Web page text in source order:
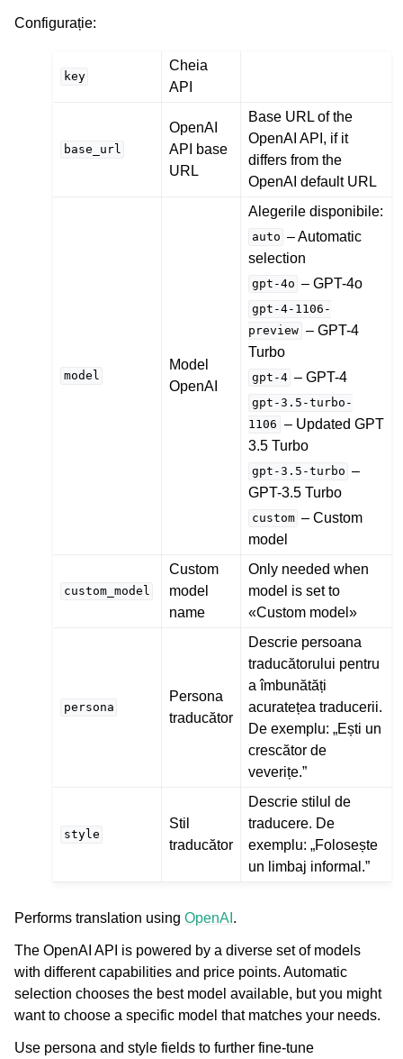
Configurație:
key
Cheia
API
base_url
OpenAI
API base
URL
Base URL of the
OpenAI API, if it
differs from the
OpenAI default URL
model
Model
OpenAI
Alegerile disponibile:
auto – Automatic
selection
gpt-4o – GPT-4o
gpt-4-1106-
preview – GPT-4
Turbo
gpt-4 – GPT-4
gpt-3.5-turbo-
1106 – Updated GPT
3.5 Turbo
gpt-3.5-turbo –
GPT-3.5 Turbo
custom – Custom
model
custom_model
Custom
model
name
Only needed when
model is set to
«Custom model»
persona
Persona
traducător
Descrie persoana
traducătorului pentru
a îmbunătăți
acuratețea traducerii.
De exemplu: „Ești un
crescător de
veverițe.”
style
Stil
traducător
Descrie stilul de
traducere. De
exemplu: „Folosește
un limbaj informal.”
Performs translation using OpenAI .
The OpenAI API is powered by a diverse set of models
with different capabilities and price points. Automatic
selection chooses the best model available, but you might
want to choose a specific model that matches your needs.
Use persona and style fields to further fine-tune